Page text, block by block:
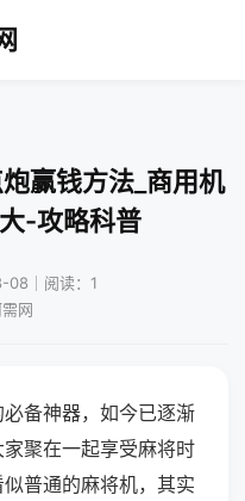
赢钱方法_商用机
-攻略科普
08｜阅读：1
网
备神器，如今已逐渐
聚在一起享受麻将时
普通的麻将机，其实